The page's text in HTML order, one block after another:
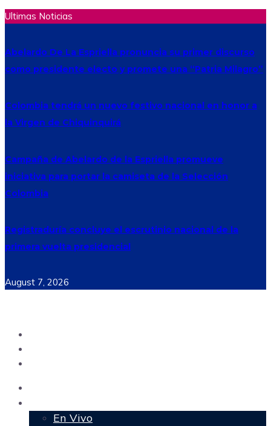
Ultimas Noticias
Abelardo De La Espriella pronuncia su primer discurso
como presidente electo y promete una “Patria Milagro”
Colombia tendrá un nuevo festivo nacional en honor a
la Virgen de Chiquinquirá
Campaña de Abelardo de la Espriella promueve
iniciativa para portar la camiseta de la Selección
Colombia
Registraduría concluye el escrutinio nacional de la
primera vuelta presidencial
August 7, 2026
En Vivo